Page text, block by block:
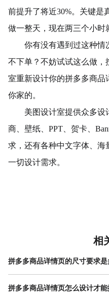
前提升了将近30%。关键是
做一整天，现在两三个小时
你有没有遇到过这种情
不下单？不妨试试这么做，
室重新设计你的拼多多商品
你家的。
美图设计室提供众多设
商、壁纸、PPT、贺卡、
求，还有各种中文字体、海
一切设计需求。
相
拼多多商品详情页的尺寸要求是
拼多多商品详情页的图片宽度
内容灵活调整，单张图片大小
拼多多商品详情页怎么设计才能